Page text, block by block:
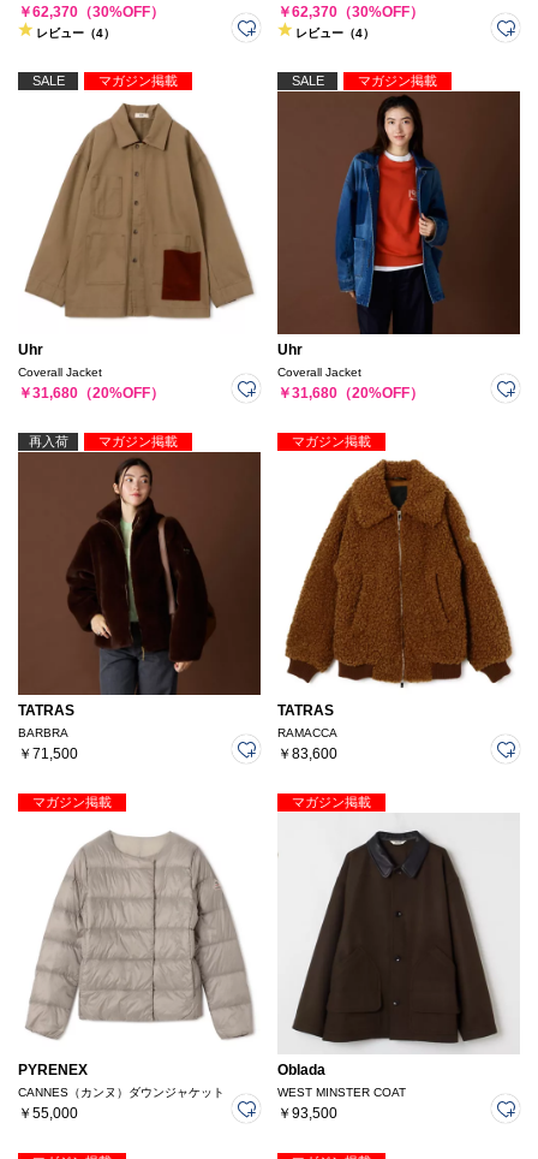
￥62,370（30%OFF）
レビュー（4）
￥62,370（30%OFF）
レビュー（4）
SALE マガジン掲載
Uhr
Coverall Jacket
￥31,680（20%OFF）
SALE マガジン掲載
Uhr
Coverall Jacket
￥31,680（20%OFF）
再入荷 マガジン掲載
TATRAS
BARBRA
￥71,500
マガジン掲載
TATRAS
RAMACCA
￥83,600
マガジン掲載
PYRENEX
CANNES（カンヌ）ダウンジャケット
￥55,000
マガジン掲載
Oblada
WEST MINSTER COAT
￥93,500